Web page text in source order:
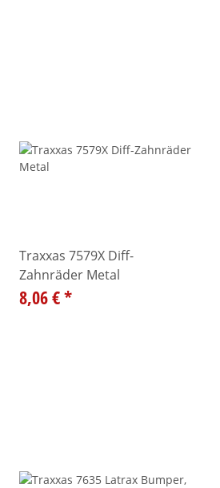
Traxxas 7579X Diff-
Zahnräder Metal
8,06 €*